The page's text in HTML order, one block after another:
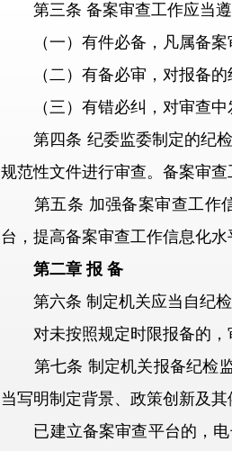
第三条 备案审查工作应当遵
（一）有件必备，凡属备案
（二）有备必审，对报备的
（三）有错必纠，对审查中
第四条 纪委监委制定的纪检
规范性文件进行审查。备案审
第五条 加强备案审查工作信
台，提高备案审查工作信息化水
第二章 报 备
第六条 制定机关应当自纪检
对未按照规定时限报备的，
第七条 制定机关报备纪检监
当写明制定背景、政策创新及
已建立备案审查平台的，电